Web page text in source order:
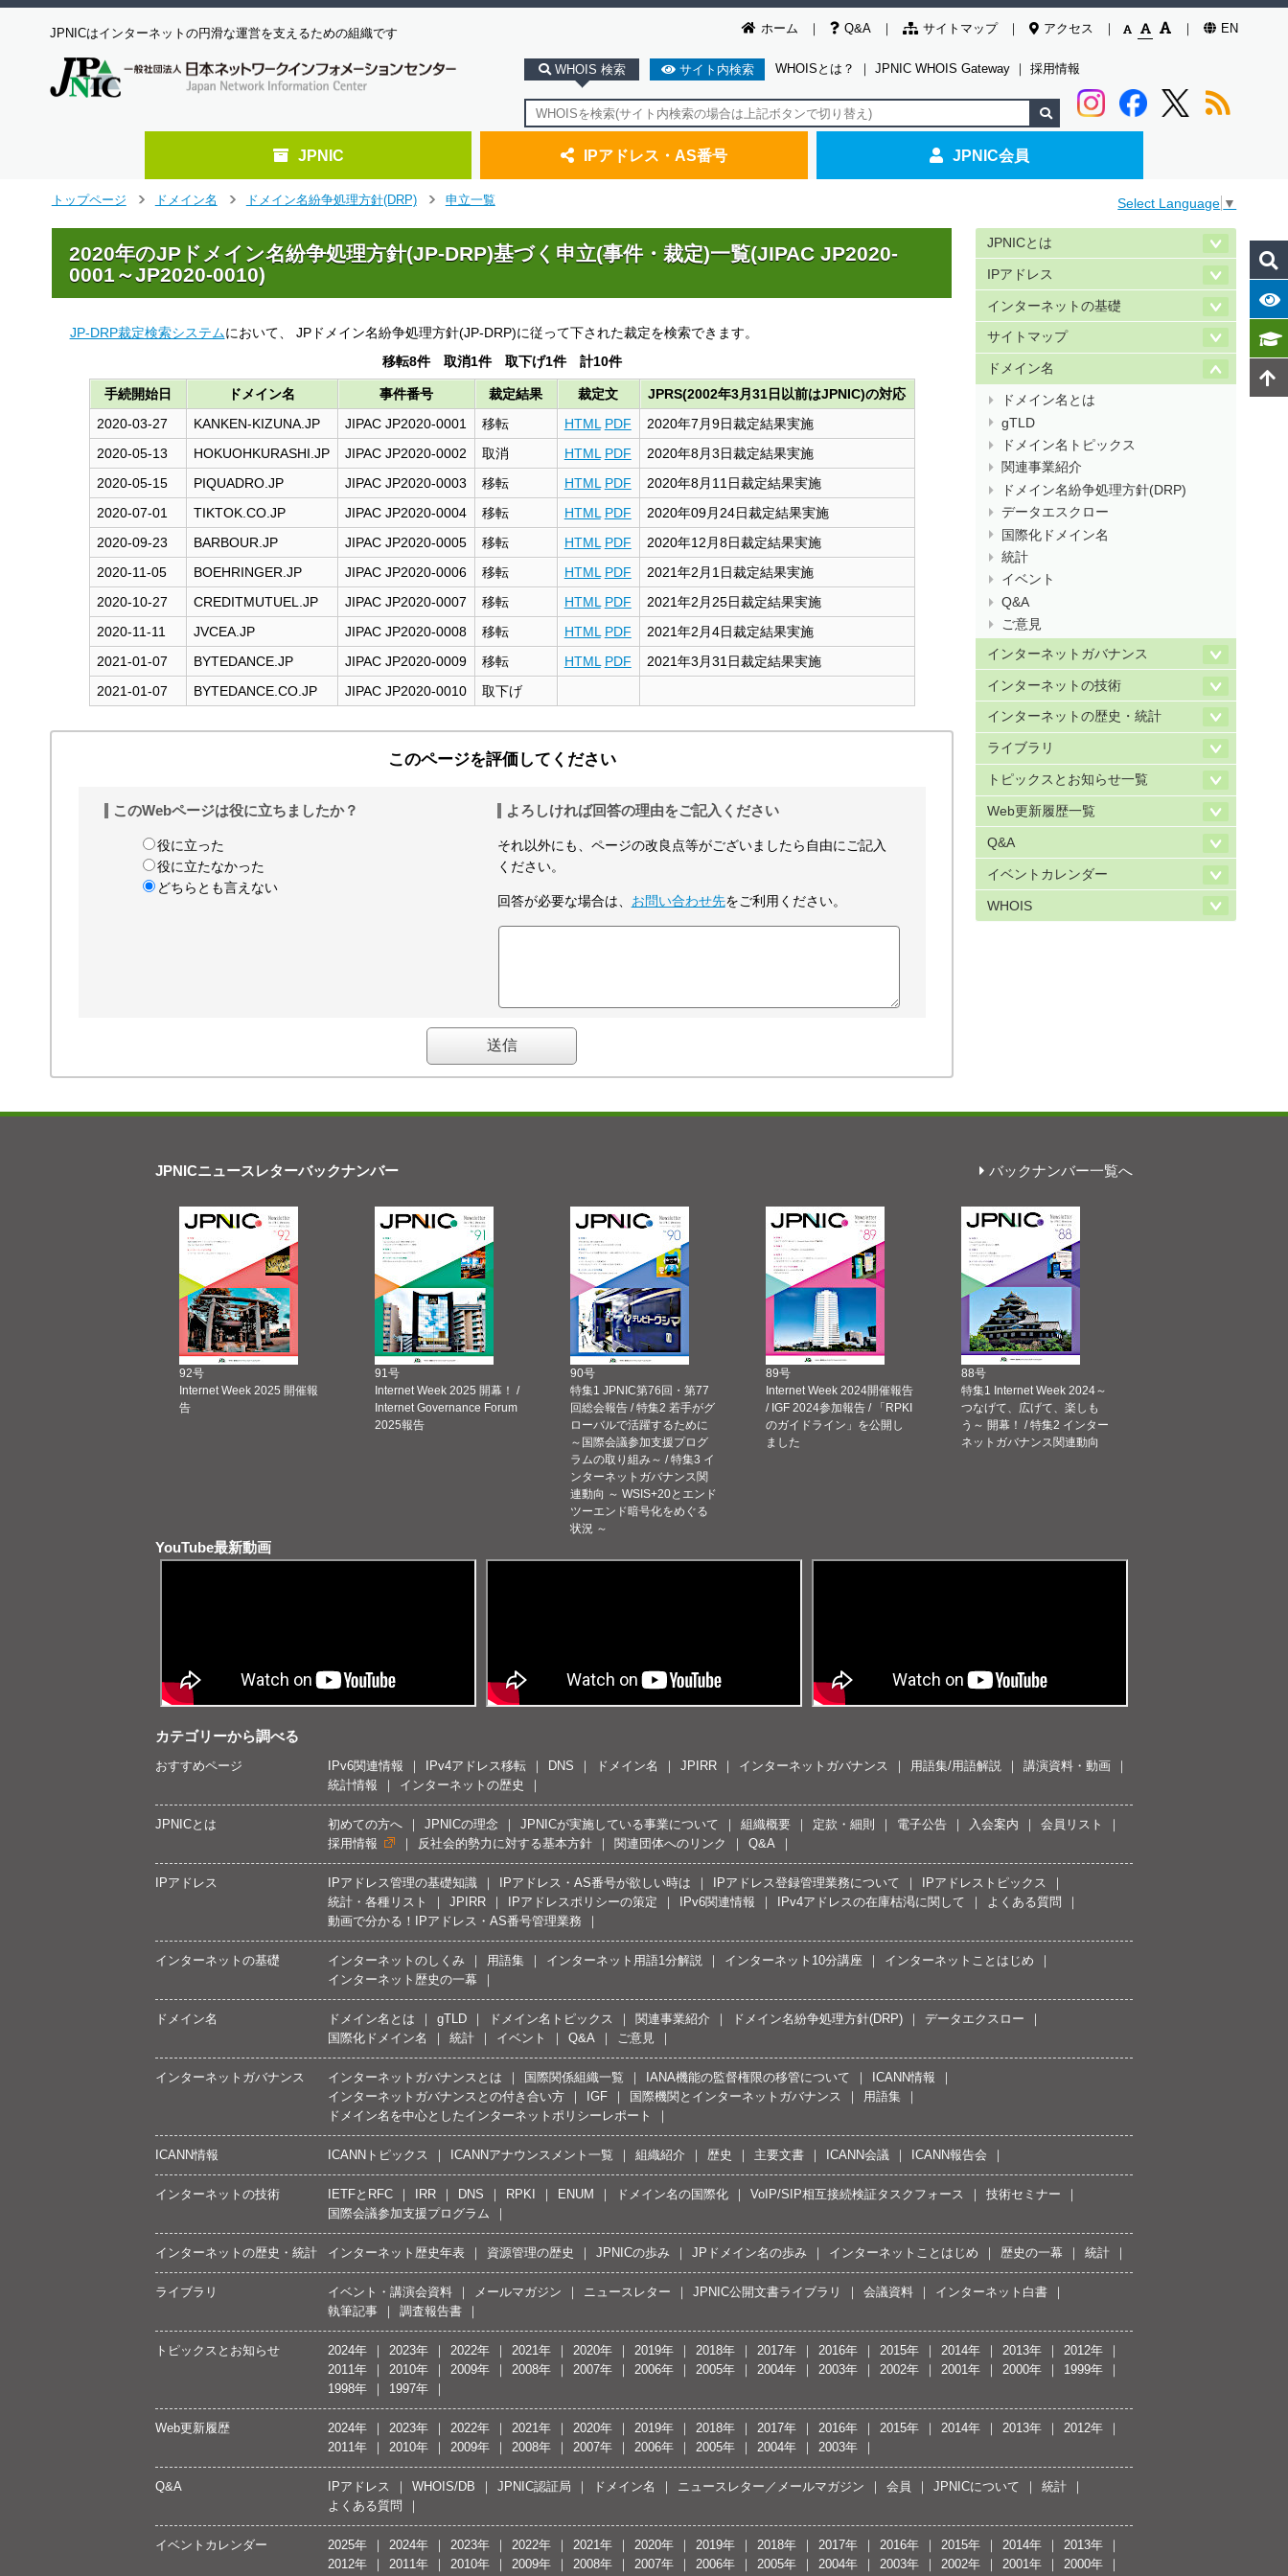
ホーム Q&A サイトマップ アクセス EN
JPNICはインターネットの円滑な運営を支えるための組織です
WHOIS 検索 サイト内検索 WHOISとは？ ｜ JPNIC WHOIS Gateway ｜ 採用情報
JPNIC IPアドレス・AS番号 JPNIC会員
トップページ
ドメイン名
ドメイン名紛争処理方針(DRP)
申立一覧 Select Language ▼
2020年のJPドメイン名紛争処理方針(JP-DRP)基づく申立(事件・裁定)一覧(JIPAC JP2020-
0001～JP2020-0010)
JP-DRP裁定検索システムにおいて、 JPドメイン名紛争処理方針(JP-DRP)に従って下された裁定を検索できます。
移転8件 取消1件 取下げ1件 計10件
手続開始日 ドメイン名 事件番号 裁定結果 裁定文
JPRS(2002年3月31日以前はJPNIC)の対応
2020-03-27
KANKEN-KIZUNA.JP JIPAC JP2020-0001 移転 HTML PDF
2020年7月9日裁定結果実施
2020-05-13
HOKUOHKURASHI.JP JIPAC JP2020-0002 取消 HTML PDF
2020年8月3日裁定結果実施
2020-05-15
PIQUADRO.JP JIPAC JP2020-0003 移転 HTML PDF
2020年8月11日裁定結果実施
2020-07-01
TIKTOK.CO.JP JIPAC JP2020-0004 移転 HTML PDF
2020年09月24日裁定結果実施
2020-09-23
BARBOUR.JP JIPAC JP2020-0005 移転 HTML PDF
2020年12月8日裁定結果実施
2020-11-05
BOEHRINGER.JP JIPAC JP2020-0006 移転 HTML PDF
2021年2月1日裁定結果実施
2020-10-27
CREDITMUTUEL.JP JIPAC JP2020-0007 移転 HTML PDF
2021年2月25日裁定結果実施
2020-11-11
JVCEA.JP JIPAC JP2020-0008 移転 HTML PDF
2021年2月4日裁定結果実施
2021-01-07
BYTEDANCE.JP JIPAC JP2020-0009 移転 HTML PDF
2021年3月31日裁定結果実施
2021-01-07
BYTEDANCE.CO.JP JIPAC JP2020-0010 取下げ
JPNICとは
IPアドレス
インターネットの基礎
サイトマップ
ドメイン名
ドメイン名とは
gTLD
ドメイン名トピックス
関連事業紹介
ドメイン名紛争処理方針(DRP)
データエスクロー
国際化ドメイン名
統計
イベント
Q&A
ご意見
インターネットガバナンス
インターネットの技術
インターネットの歴史・統計
ライブラリ
トピックスとお知らせ一覧
Web更新履歴一覧
Q&A
イベントカレンダー
WHOIS
このページを評価してください
このWebページは役に立ちましたか？
役に立った
役に立たなかった
どちらとも言えない
よろしければ回答の理由をご記入ください
それ以外にも、ページの改良点等がございましたら自由にご記入
ください。
回答が必要な場合は、 お問い合わせ先をご利用ください。
JPNICニュースレターバックナンバー バックナンバー一覧へ
92号
Internet Week 2025 開催報
告
91号
Internet Week 2025 開幕！ /
Internet Governance Forum
2025報告
90号
特集1 JPNIC第76回・第77
回総会報告 / 特集2 若手がグ
ローバルで活躍するために
～国際会議参加支援プログ
ラムの取り組み～ / 特集3 イ
ンターネットガバナンス関
連動向 ～ WSIS+20とエンド
ツーエンド暗号化をめぐる
状況 ～
89号
Internet Week 2024開催報告
/ IGF 2024参加報告 / 「RPKI
のガイドライン」を公開し
ました
88号
特集1 Internet Week 2024～
つなげて、広げて、楽しも
う～ 開幕！ / 特集2 インター
ネットガバナンス関連動向
YouTube最新動画
カテゴリーから調べる
おすすめページ IPv6関連情報 IPv4アドレス移転 DNS ドメイン名 JPIRR インターネットガバナンス 用語集/用語解説
講演資料・動画
統計情報
インターネットの歴史
JPNICとは 初めての方へ JPNICの理念 JPNICが実施している事業について 組織概要 定款・細則 電子公告 入会案内
会員リスト
採用情報
反社会的勢力に対する基本方針 関連団体へのリンク Q&A
IPアドレス IPアドレス管理の基礎知識 IPアドレス・AS番号が欲しい時は IPアドレス登録管理業務について
IPアドレストピックス
統計・各種リスト
JPIRR IPアドレスポリシーの策定 IPv6関連情報 IPv4アドレスの在庫枯渇に関して
よくある質問
動画で分かる！IPアドレス・AS番号管理業務
インターネットの基礎 インターネットのしくみ 用語集 インターネット用語1分解説 インターネット10分講座
インターネットことはじめ
インターネット歴史の一幕
ドメイン名 ドメイン名とは gTLD ドメイン名トピックス 関連事業紹介 ドメイン名紛争処理方針(DRP)
データエクスロー
国際化ドメイン名
統計 イベント Q&A ご意見
インターネットガバナンス インターネットガバナンスとは 国際関係組織一覧 IANA機能の監督権限の移管について
ICANN情報
インターネットガバナンスとの付き合い方
IGF 国際機関とインターネットガバナンス
用語集
ドメイン名を中心としたインターネットポリシーレポート
ICANN情報 ICANNトピックス ICANNアナウンスメント一覧 組織紹介 歴史 主要文書 ICANN会議 ICANN報告会
インターネットの技術 IETFとRFC IRR DNS RPKI ENUM ドメイン名の国際化 VoIP/SIP相互接続検証タスクフォース
技術セミナー
国際会議参加支援プログラム
インターネットの歴史・統計 インターネット歴史年表 資源管理の歴史 JPNICの歩み JPドメイン名の歩み インターネットことはじめ 歴史の一幕 統計
ライブラリ イベント・講演会資料 メールマガジン ニュースレター JPNIC公開文書ライブラリ 会議資料
インターネット白書
執筆記事
調査報告書
トピックスとお知らせ 2024年 2023年 2022年 2021年 2020年 2019年 2018年 2017年 2016年 2015年 2014年 2013年
2012年
2011年
2010年 2009年 2008年 2007年 2006年 2005年 2004年 2003年 2002年 2001年 2000年
1999年
1998年
1997年
Web更新履歴 2024年 2023年 2022年 2021年 2020年 2019年 2018年 2017年 2016年 2015年 2014年 2013年
2012年
2011年
2010年 2009年 2008年 2007年 2006年 2005年 2004年 2003年
Q&A IPアドレス WHOIS/DB JPNIC認証局 ドメイン名 ニュースレター／メールマガジン 会員 JPNICについて
統計
よくある質問
イベントカレンダー 2025年 2024年 2023年 2022年 2021年 2020年 2019年 2018年 2017年 2016年 2015年 2014年
2013年
2012年
2011年 2010年 2009年 2008年 2007年 2006年 2005年 2004年 2003年 2002年 2001年 2000年